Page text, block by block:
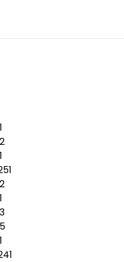
1
2
1
1
2
1
3
5
1
1